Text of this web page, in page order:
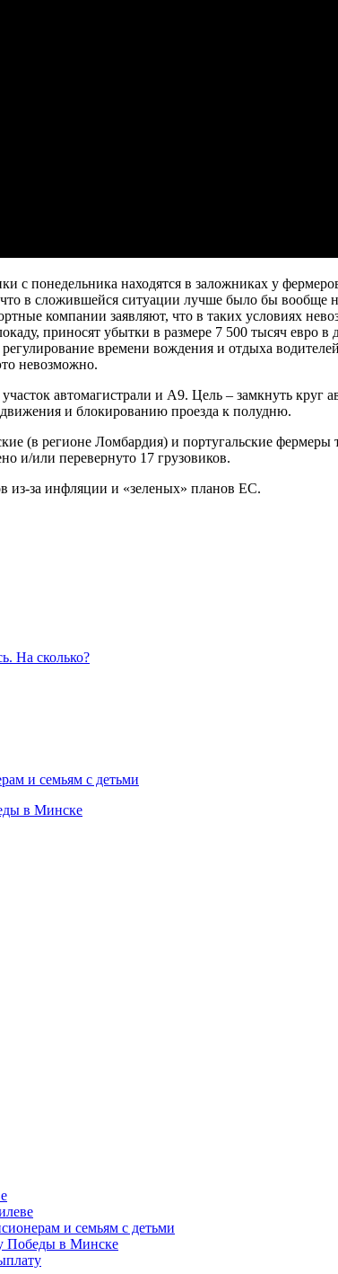
понедельника находятся в заложниках у
в сложившейся ситуации лучше было бы вообще
компании заявляют, что в таких условиях
приносят убытки в размере 7 500 тысяч евро
времени вождения и отдыха
невозможно.
автомагистрали и А9. Цель – замкнуть
и блокированию проезда к полудню.
(в регионе Ломбардия) и португальские
и/или перевернуто 17 грузовиков.
из-за инфляции и «зеленых» планов ЕС.
На сколько?
и семьям с детьми
в Минске
и семьям с детьми
Победы в Минске